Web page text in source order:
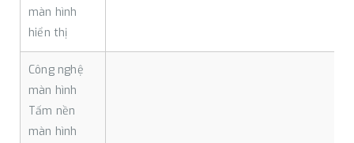
màn hình
hiển thị
Công nghệ
màn hình
Tấm nền
màn hình